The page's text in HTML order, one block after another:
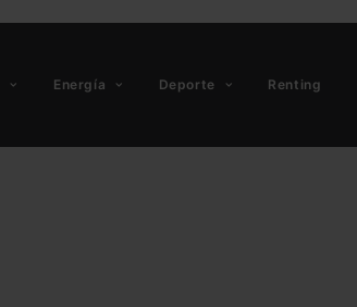
Energía Deporte Renting